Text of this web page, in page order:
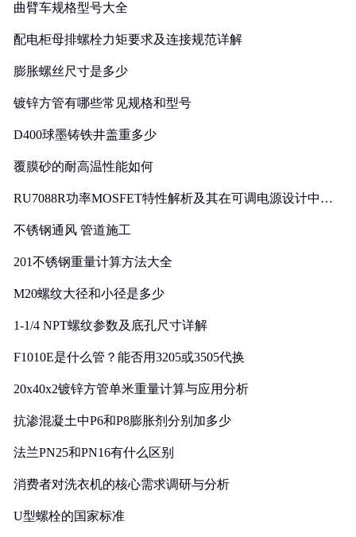
曲臂车规格型号大全
配电柜母排螺栓力矩要求及连接规范详解
膨胀螺丝尺寸是多少
镀锌方管有哪些常见规格和型号
D400球墨铸铁井盖重多少
覆膜砂的耐高温性能如何
RU7088R功率MOSFET特性解析及其在可调电源设计中的
不锈钢通风 管道施工
201不锈钢重量计算方法大全
M20螺纹大径和小径是多少
1-1/4 NPT螺纹参数及底孔尺寸详解
F1010E是什么管？能否用3205或3505代换
20x40x2镀锌方管单米重量计算与应用分析
抗渗混凝土中P6和P8膨胀剂分别加多少
法兰PN25和PN16有什么区别
消费者对洗衣机的核心需求调研与分析
U型螺栓的国家标准